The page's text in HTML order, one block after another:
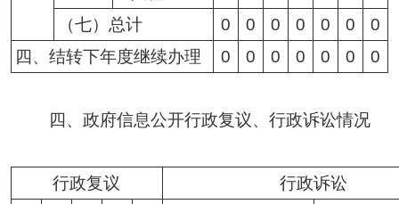
（七）总计
0 0 0 0 0 0
0
四、结转下年度继续办理
0 0 0 0 0 0 0
四、政府信息公开行政复议、行政诉讼情况
行政复议 行政诉讼